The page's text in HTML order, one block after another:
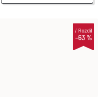
–63 %
iRozdíl